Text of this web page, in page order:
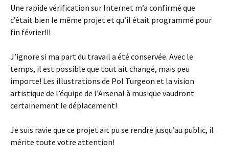
Une rapide vérification sur Internet m’a confirmé que
c’était bien le même projet et qu’il était programmé pour
fin février!!!
J’ignore si ma part du travail a été conservée. Avec le
temps, il est possible que tout ait changé, mais peu
importe! Les illustrations de Pol Turgeon et la vision
artistique de l’équipe de l’Arsenal à musique vaudront
certainement le déplacement!
Je suis ravie que ce projet ait pu se rendre jusqu’au public, il
mérite toute votre attention!